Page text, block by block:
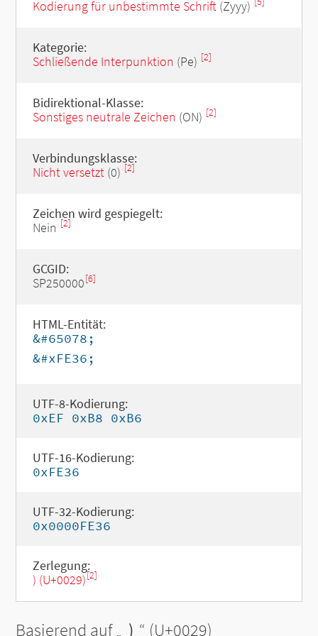
Kodierung für unbestimmte Schrift(Zyyy)
Kategorie:
Schließende Interpunktion (Pe) [2]
Bidirektional-Klasse:
Sonstiges neutrale Zeichen (ON) [2]
Verbindungsklasse:
Nicht versetzt(0) [2]
Zeichen wird gespiegelt:
Nein [2]
GCGID:
SP250000[6]
HTML-Entität:
&#65078;
&#xFE36;
UTF-8-Kodierung:
0xEF 0xB8 0xB6
UTF-16-Kodierung:
0xFE36
UTF-32-Kodierung:
0x0000FE36
Zerlegung:
) (U+0029)[2]
Basierend auf „ ) “ (U+0029)